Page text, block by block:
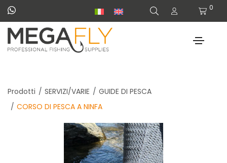
0
Prodotti SERVIZI/VARIE
GUIDE DI PESCA
CORSO DI PESCA A NINFA